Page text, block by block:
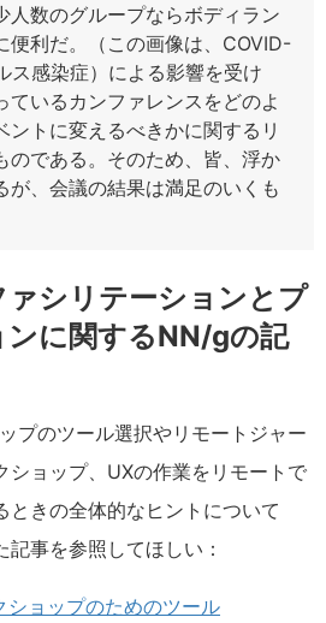
人数のグループならボディラン
便利だ。（この画像は、COVID-
ス感染症）による影響を受け
ているカンファレンスをどのよ
ントに変えるべきかに関するリ
のである。そのため、皆、浮か
が、会議の結果は満足のいくも
ァシリテーションとプ
ンに関するNN/gの記
プのツール選択やリモートジャー
ショップ、UXの作業をリモートで
ときの全体的なヒントについて
事を参照してほしい：
ショップのためのツール